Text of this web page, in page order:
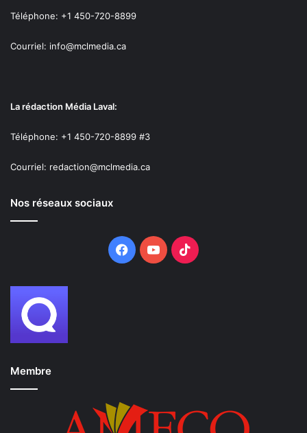
Téléphone: +1 450-720-8899
Courriel: info@mclmedia.ca
La rédaction Média Laval:
Téléphone: +1 450-720-8899 #3
Courriel: redaction@mclmedia.ca
Nos réseaux sociaux
Facebook
YouTubeTikTok
Membre